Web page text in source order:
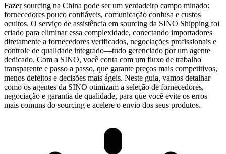
Fazer sourcing na China pode ser um verdadeiro campo minado:
fornecedores pouco confiáveis, comunicação confusa e custos
ocultos. O serviço de assistência em sourcing da SINO Shipping foi
criado para eliminar essa complexidade, conectando importadores
diretamente a fornecedores verificados, negociações profissionais e
controle de qualidade integrado—tudo gerenciado por um agente
dedicado. Com a SINO, você conta com um fluxo de trabalho
transparente e passo a passo, que garante preços mais competitivos,
menos defeitos e decisões mais ágeis. Neste guia, vamos detalhar
como os agentes da SINO otimizam a seleção de fornecedores,
negociação e garantia de qualidade, para que você evite os erros
mais comuns do sourcing e acelere o envio dos seus produtos.